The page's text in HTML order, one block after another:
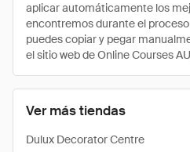
Ver más tiendas
Dulux Decorator Centre
aplicar automáticamente los
encontremos durante el
puedes copiar y pegar
el sitio web de Online Courses